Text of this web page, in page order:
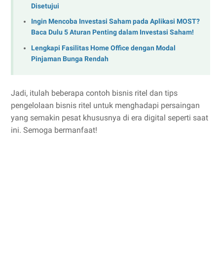
Disetujui
Ingin Mencoba Investasi Saham pada Aplikasi MOST?
Baca Dulu 5 Aturan Penting dalam Investasi Saham!
Lengkapi Fasilitas Home Office dengan Modal
Pinjaman Bunga Rendah
Jadi, itulah beberapa contoh bisnis ritel dan tips
pengelolaan bisnis ritel untuk menghadapi persaingan
yang semakin pesat khususnya di era digital seperti saat
ini. Semoga bermanfaat!